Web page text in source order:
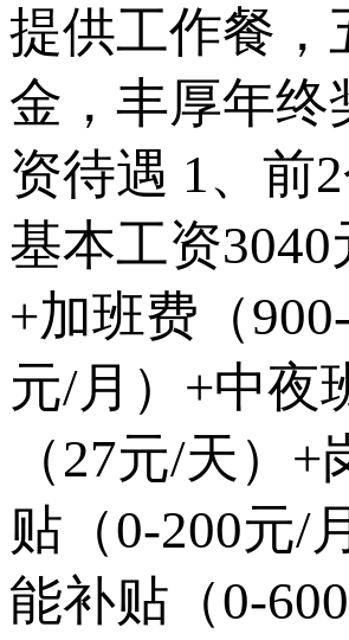
提供工作餐，
金，丰厚年终
资待遇 1、前
基本工资3040
+加班费（
元/月）+中夜
（27元/天）+
贴（0-200元/
能补贴（0-